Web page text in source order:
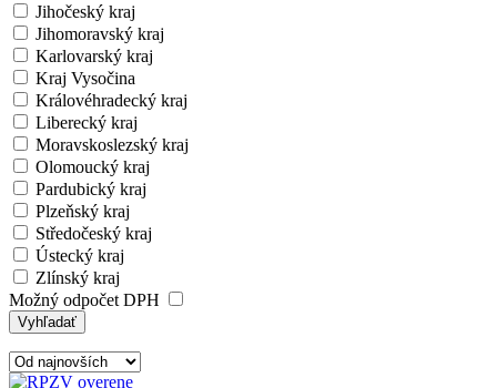
Jihočeský kraj
Jihomoravský kraj
Karlovarský kraj
Kraj Vysočina
Královéhradecký kraj
Liberecký kraj
Moravskoslezský kraj
Olomoucký kraj
Pardubický kraj
Plzeňský kraj
Středočeský kraj
Ústecký kraj
Zlínský kraj
Možný odpočet DPH
Vyhľadať